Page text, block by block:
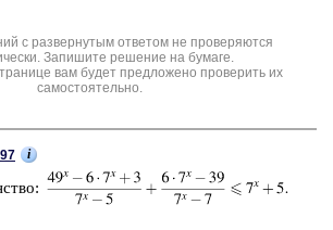
с развернутым ответом не проверяются
Запишите решение на бумаге.
вам будет предложено проверить их
самостоятельно.
i